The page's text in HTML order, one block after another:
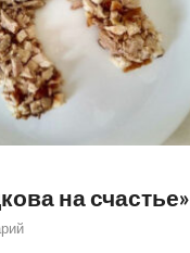
на счастье»